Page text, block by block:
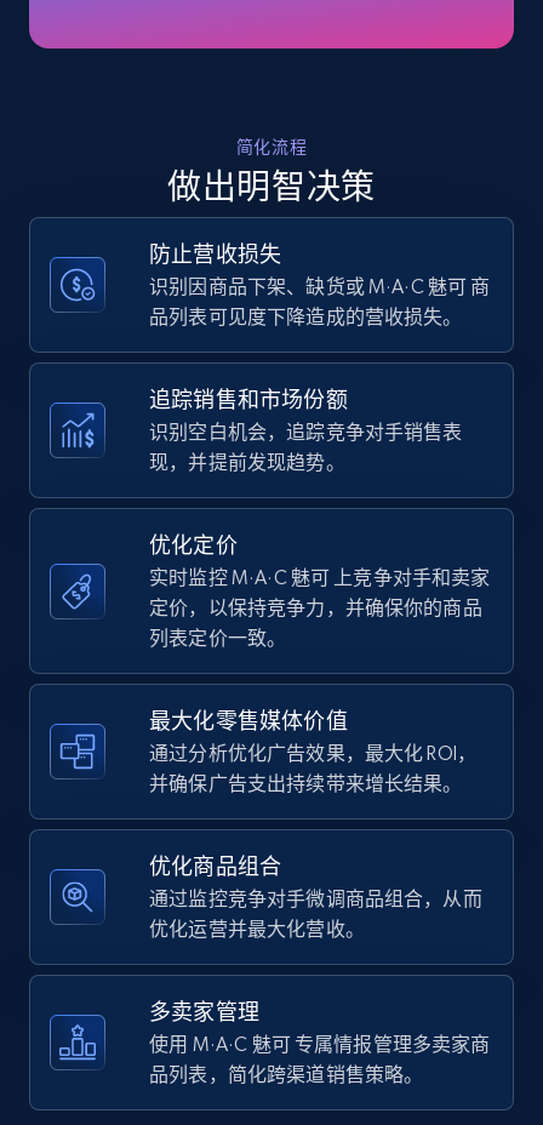
35.2K+ 5.7K+ 立即开始
Amazon products - find products by using
upc numbers
price, Currency, Availability, Reviews count, and
more.
35.2K+ 5.7K+ 立即开始
Amazon Reviews
URL, Product name, Product rating, Product
rating object, Product rating max, Rating,
Author name, Asin, and more.
7.4K+ 870+
Walmart - products
URL, Final price, Sku, Currency, Gtin,
more.
875+ 立即开始
Walmart - products - Find new products by
using specific category URL
URL, Final price, Sku, Currency, Gtin,
Specifications, Image urls, Top reviews, and
简化流程
做出明智决策
防止营收损失
识别因商品下架、缺货或 M·A·C 魅可 商
品列表可见度下降造成的营收损失。
追踪销售和市场份额
识别空白机会，追踪竞争对手销售表
现，并提前发现趋势。
优化定价
实时监控 M·A·C 魅可 上竞争对手和卖家
定价，以保持竞争力，并确保你的商品
列表定价一致。
最大化零售媒体价值
通过分析优化广告效果，最大化 ROI，
并确保广告支出持续带来增长结果。
优化商品组合
通过监控竞争对手微调商品组合，从而
优化运营并最大化营收。
多卖家管理
使用 M·A·C 魅可 专属情报管理多卖家商
品列表，简化跨渠道销售策略。